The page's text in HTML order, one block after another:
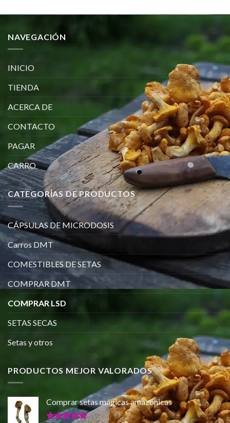
NAVEGACIÓN
INICIO
TIENDA
ACERCA DE
CONTACTO
PAGAR
CARRO
CATEGORÍAS DE PRODUCTOS
CÁPSULAS DE MICRODOSIS
Carros DMT
COMESTIBLES DE SETAS
COMPRAR DMT
COMPRAR LSD
SETAS SECAS
Setas y otros
PRODUCTOS MEJOR VALORADOS
Comprar setas mágicas amazónicas